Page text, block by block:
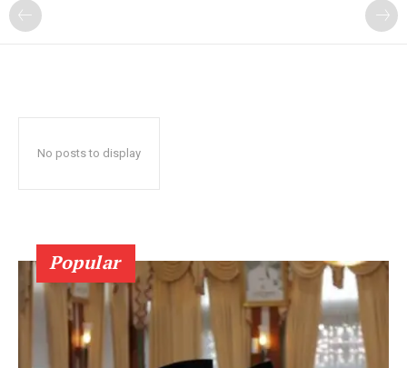
No posts to display
Popular